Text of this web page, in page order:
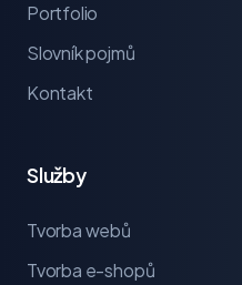
Portfolio
Slovník pojmů
Kontakt
Služby
Tvorba webů
Tvorba e-shopů